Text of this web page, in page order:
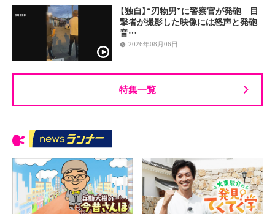
【独自】“刃物男”に警察官が発砲 目
撃者が撮影した映像には怒声と発砲
音…
2026年08月06日
特集一覧